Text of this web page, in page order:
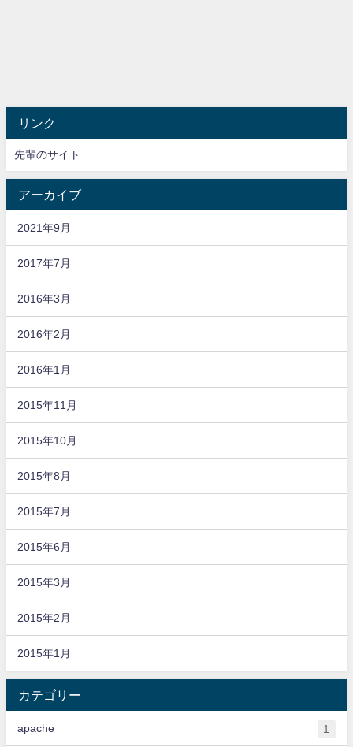
リンク
先輩のサイト
アーカイブ
2021年9月
2017年7月
2016年3月
2016年2月
2016年1月
2015年11月
2015年10月
2015年8月
2015年7月
2015年6月
2015年3月
2015年2月
2015年1月
カテゴリー
apache 1